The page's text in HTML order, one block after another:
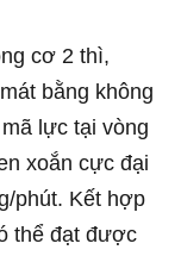
cơ 2 thì,
bằng không
lực tại vòng
xoắn cực đại
phút. Kết hợp
thể đạt được